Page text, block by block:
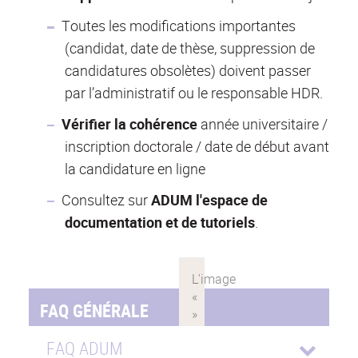
Toutes les modifications importantes
(candidat, date de thèse, suppression de
candidatures obsolètes) doivent passer
par l’administratif ou le responsable HDR.
Vérifier la cohérenceannée universitaire /
inscription doctorale / date de début avant
la candidature en ligne
Consultez surADUM l'espace de
documentation et de tutoriels
FAQ GÉNÉRALE
FAQ ADUM